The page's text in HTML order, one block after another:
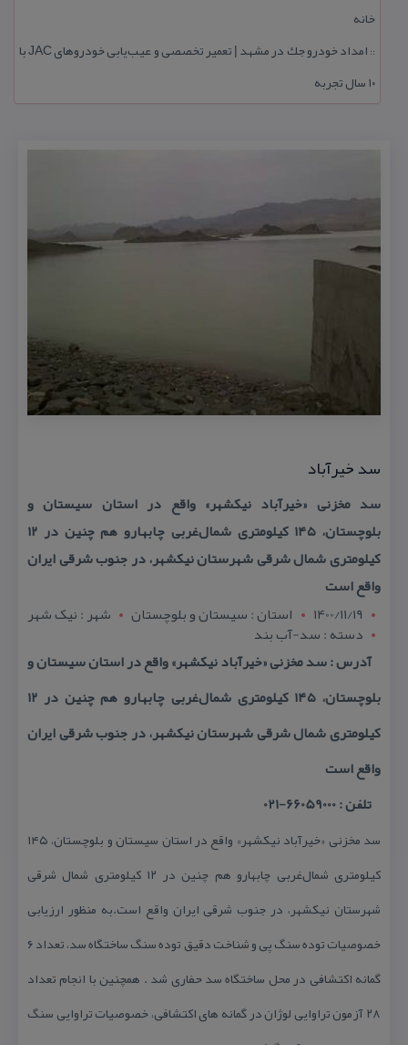
خانه
::
امداد خودرو جك در مشهد | تعمیر تخصصی و عیب‌یابی خودروهای JAC با
۱۰ سال تجربه
سد خیرآباد
سد مخزنی «خیرآباد نیكشهر» واقع در استان سیستان و
بلوچستان، ۱۴۵ كیلومتری شمال‌غربی چابهارو هم چنین در ۱۲
كیلومتری شمال شرقی شهرستان نیكشهر، در جنوب شرقی ایران
واقع است
1400/11/19
استان : سيستان و بلوچستان شهر : نيک شهر
دسته : سد-آب بند
آدرس : سد مخزنی «خیرآباد نیكشهر» واقع در استان سیستان و
بلوچستان، ۱۴۵ كیلومتری شمال‌غربی چابهارو هم چنین در ۱۲
كیلومتری شمال شرقی شهرستان نیكشهر، در جنوب شرقی ایران
واقع است
تلفن : 66059000-021
سد مخزنی «خیرآباد نیكشهر» واقع در استان سیستان و بلوچستان، ۱۴۵
كیلومتری شمال‌غربی چابهارو هم چنین در ۱۲ كیلومتری شمال شرقی
شهرستان نیكشهر، در جنوب شرقی ایران واقع است.به منظور ارزیابی
خصوصیات توده سنگ پی و شناخت دقیق توده سنگ ساختگاه سد، تعداد ۶
گمانه اكتشافی در محل ساختگاه سد حفاری شد . همچنین با انجام تعداد
۲۸ آزمون تراوایی لوژان در گمانه های اكتشافی، خصوصیات تراوایی سنگ